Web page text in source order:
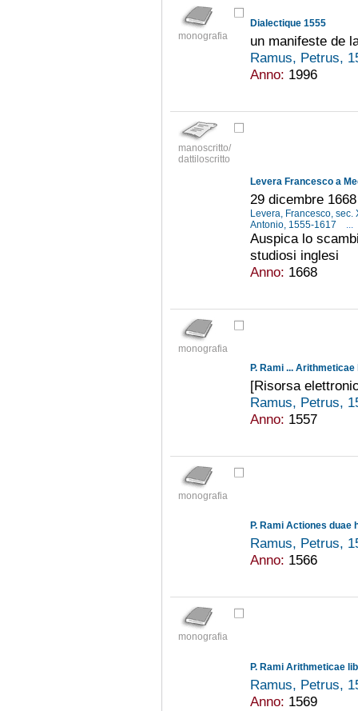
monografia
Dialectique 1555
un manifeste de
Ramus, Petrus,
Anno: 1996
manoscritto/
dattiloscritto
Levera Francesco a
29 dicembre 1668
Levera, Francesco, sec.
Antonio, 1555-1617
Auspica lo
studiosi inglesi
Anno: 1668
monografia
P. Rami ...
[Risorsa
Ramus, Petrus,
Anno: 1557
monografia
Ramus, Petrus,
Anno: 1566
monografia
P. Rami Arithmeticae
Ramus, Petrus,
Anno: 1569